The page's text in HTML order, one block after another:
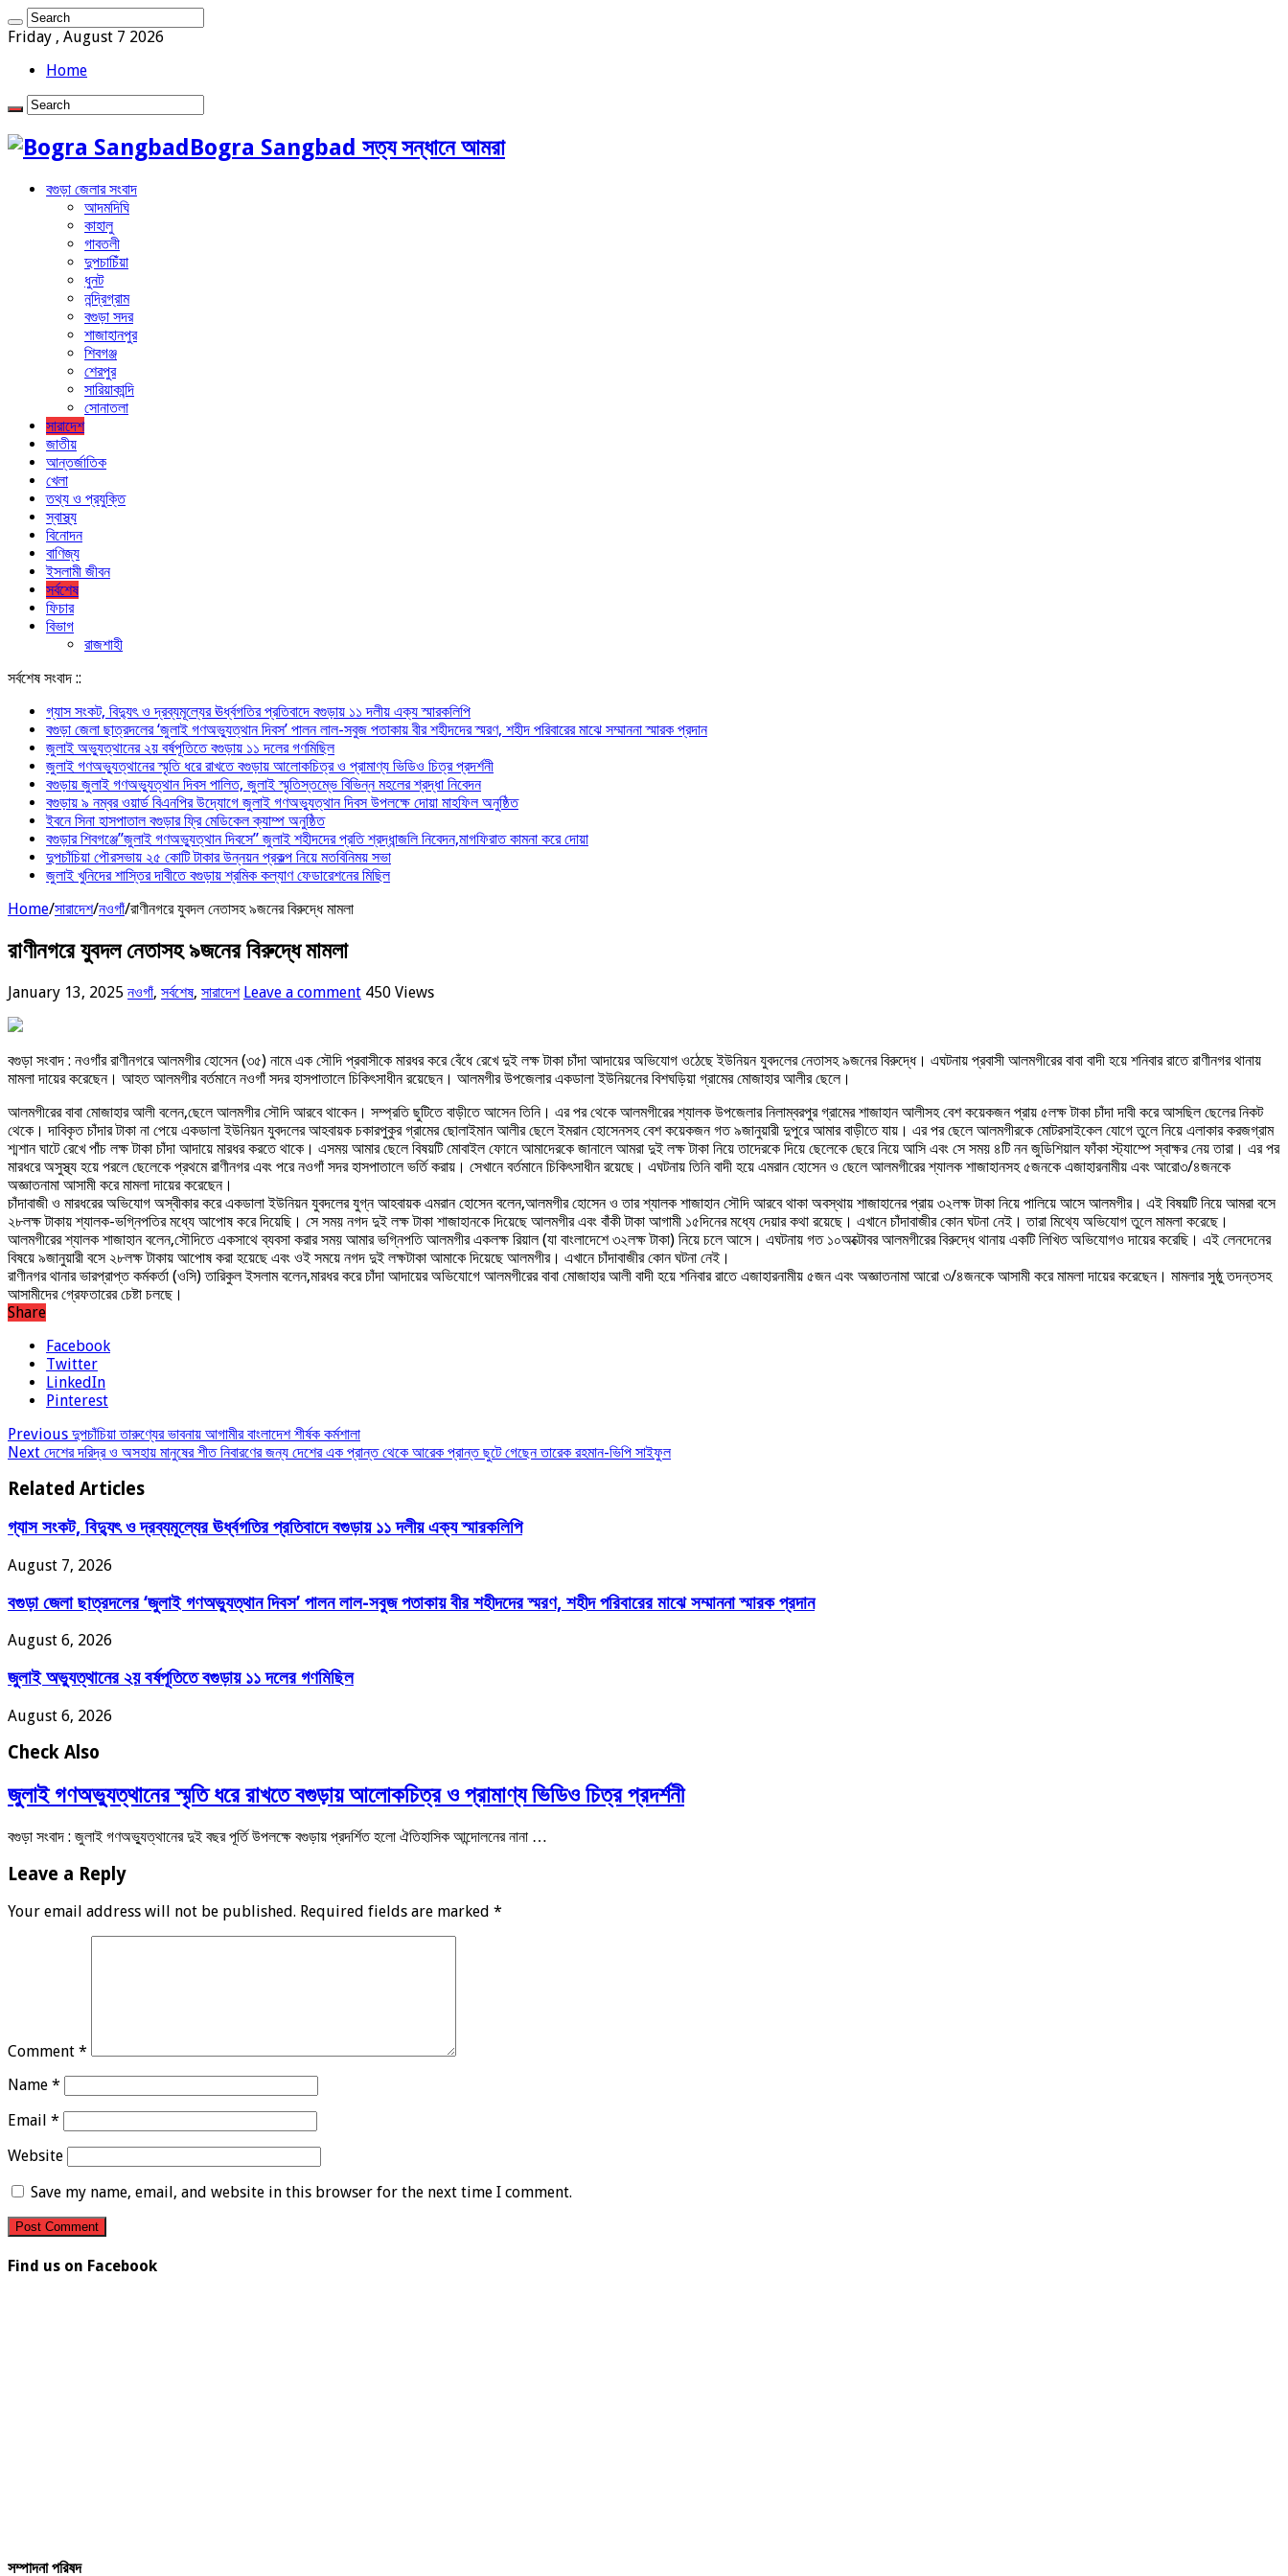
Friday , August 7 2026
Home
Bogra Sangbad সত্য সন্ধানে আমরা
বগুড়া জেলার সংবাদ
আদমদিঘি
কাহালু
গাবতলী
দুপচাচিঁয়া
ধুনট
নন্দ্রিগ্রাম
বগুড়া সদর
শাজাহানপুর
শিবগঞ্জ
শেরপুর
সারিয়াকান্দি
সোনাতলা
সারাদেশ
জাতীয়
আন্তর্জাতিক
খেলা
তথ্য ও প্রযুক্তি
স্বাস্থ্য
বিনোদন
বাণিজ্য
ইসলামী জীবন
সর্বশেষ
ফিচার
বিভাগ
রাজশাহী
সর্বশেষ সংবাদ ::
গ্যাস সংকট, বিদ্যুৎ ও দ্রব্যমূল্যের ঊর্ধ্বগতির প্রতিবাদে বগুড়ায় ১১ দলীয় এক্য স্মারকলিপি
বগুড়া জেলা ছাত্রদলের ‘জুলাই গণঅভ্যুত্থান দিবস’ পালন লাল-সবুজ পতাকায় বীর শহীদদের স্মরণ, শহীদ পরিবারের মাঝে সম্মাননা স্মারক প্রদান
জুলাই অভ্যুত্থানের ২য় বর্ষপূতিতে বগুড়ায় ১১ দলের গণমিছিল
জুলাই গণঅভ্যুত্থানের স্মৃতি ধরে রাখতে বগুড়ায় আলোকচিত্র ও প্রামাণ্য ভিডিও চিত্র প্রদর্শনী
বগুড়ায় জুলাই গণঅভ্যুত্থান দিবস পালিত, জুলাই স্মৃতিস্তম্ভে বিভিন্ন মহলের শ্রদ্ধা নিবেদন
বগুড়ায় ৯ নম্বর ওয়ার্ড বিএনপির উদ্যোগে জুলাই গণঅভ্যুত্থান দিবস উপলক্ষে দোয়া মাহফিল অনুষ্ঠিত
ইবনে সিনা হাসপাতাল বগুড়ার ফ্রি মেডিকেল ক্যাম্প অনুষ্ঠিত
বগুড়ার শিবগঞ্জে”জুলাই গণঅভ্যুত্থান দিবসে” জুলাই শহীদদের প্রতি শ্রদ্ধান্জলি নিবেদন,মাগফিরাত কামনা করে দোয়া
দুপচাঁচিয়া পৌরসভায় ২৫ কোটি টাকার উন্নয়ন প্রকল্প নিয়ে মতবিনিময় সভা
জুলাই খুনিদের শাস্তির দাবীতে বগুড়ায় শ্রমিক কল্যাণ ফেডারেশনের মিছিল
Home/সারাদেশ/নওগাঁ/রাণীনগরে যুবদল নেতাসহ ৯জনের বিরুদ্ধে মামলা
রাণীনগরে যুবদল নেতাসহ ৯জনের বিরুদ্ধে মামলা
January 13, 2025 নওগাঁ, সর্বশেষ, সারাদেশ Leave a comment 450 Views
বগুড়া সংবাদ : নওগাঁর রাণীনগরে আলমগীর হোসেন (৩৫) নামে এক সৌদি প্রবাসীকে মারধর করে বেঁধে রেখে দুই লক্ষ টাকা চাঁদা আদায়ের অভিযোগ ওঠেছে ইউনিয়ন যুবদলের নেতাসহ ৯জনের বিরুদ্ধে। এঘটনায় প্রবাসী আলমগীরের বাবা বাদী হয়ে শনিবার রাতে রাণীনগর থানায়
মামলা দায়ের করেছেন। আহত আলমগীর বর্তমানে নওগাঁ সদর হাসপাতালে চিকিৎসাধীন রয়েছেন। আলমগীর উপজেলার একডালা ইউনিয়নের বিশঘড়িয়া গ্রামের মোজাহার আলীর ছেলে।
আলমগীরের বাবা মোজাহার আলী বলেন,ছেলে আলমগীর সৌদি আরবে থাকেন। সম্প্রতি ছুটিতে বাড়ীতে আসেন তিনি। এর পর থেকে আলমগীরের শ্যালক উপজেলার নিলাম্বরপুর গ্রামের শাজাহান আলীসহ বেশ কয়েকজন প্রায় ৫লক্ষ টাকা চাঁদা দাবী করে আসছিল ছেলের নিকট
থেকে। দাবিকৃত চাঁদার টাকা না পেয়ে একডালা ইউনিয়ন যুবদলের আহবায়ক চকারপুকুর গ্রামের ছোলাইমান আলীর ছেলে ইমরান হোসেনসহ বেশ কয়েকজন গত ৯জানুয়ারী দুপুরে আমার বাড়ীতে যায়। এর পর ছেলে আলমগীরকে মোটরসাইকেল যোগে তুলে নিয়ে এলাকার করজগ্রাম
শ্মশান ঘাটে রেখে পাঁচ লক্ষ টাকা চাঁদা আদায়ে মারধর করতে থাকে। এসময় আমার ছেলে বিষয়টি মোবাইল ফোনে আমাদেরকে জানালে আমরা দুই লক্ষ টাকা নিয়ে তাদেরকে দিয়ে ছেলেকে ছেরে নিয়ে আসি এবং সে সময় ৪টি নন জুডিশিয়াল ফাঁকা স্ট্যাম্পে স্বাক্ষর নেয় তারা। এর পর
মারধরে অসুস্থ্য হয়ে পরলে ছেলেকে প্রথমে রাণীনগর এবং পরে নওগাঁ সদর হাসপাতালে ভর্তি করায়। সেখানে বর্তমানে চিকিৎসাধীন রয়েছে। এঘটনায় তিনি বাদী হয়ে এমরান হোসেন ও ছেলে আলমগীরের শ্যালক শাজাহানসহ ৫জনকে এজাহারনামীয় এবং আরো৩/৪জনকে
অজ্ঞাতনামা আসামী করে মামলা দায়ের করেছেন।
চাঁদাবাজী ও মারধরের অভিযোগ অস্বীকার করে একডালা ইউনিয়ন যুবদলের যুগ্ন আহবায়ক এমরান হোসেন বলেন,আলমগীর হোসেন ও তার শ্যালক শাজাহান সৌদি আরবে থাকা অবস্থায় শাজাহানের প্রায় ৩২লক্ষ টাকা নিয়ে পালিয়ে আসে আলমগীর। এই বিষয়টি নিয়ে আমরা বসে
২৮লক্ষ টাকায় শ্যালক-ভগ্নিপতির মধ্যে আপোষ করে দিয়েছি। সে সময় নগদ দুই লক্ষ টাকা শাজাহানকে দিয়েছে আলমগীর এবং বাঁকী টাকা আগামী ১৫দিনের মধ্যে দেয়ার কথা রয়েছে। এখানে চাঁদাবাজীর কোন ঘটনা নেই। তারা মিথ্যে অভিযোগ তুলে মামলা করেছে।
আলমগীরের শ্যালক শাজাহান বলেন,সৌদিতে একসাথে ব্যবসা করার সময় আমার ভগ্নিপতি আলমগীর একলক্ষ রিয়াল (যা বাংলাদেশে ৩২লক্ষ টাকা) নিয়ে চলে আসে। এঘটনায় গত ১০অক্টোবর আলমগীরের বিরুদ্ধে থানায় একটি লিখিত অভিযোগও দায়ের করেছি। এই লেনদেনের
বিষয়ে ৯জানুয়ারী বসে ২৮লক্ষ টাকায় আপোষ করা হয়েছে এবং ওই সময়ে নগদ দুই লক্ষটাকা আমাকে দিয়েছে আলমগীর। এখানে চাঁদাবাজীর কোন ঘটনা নেই।
রাণীনগর থানার ভারপ্রাপ্ত কর্মকর্তা (ওসি) তারিকুল ইসলাম বলেন,মারধর করে চাঁদা আদায়ের অভিযোগে আলমগীরের বাবা মোজাহার আলী বাদী হয়ে শনিবার রাতে এজাহারনামীয় ৫জন এবং অজ্ঞাতনামা আরো ৩/৪জনকে আসামী করে মামলা দায়ের করেছেন। মামলার সুষ্ঠু তদন্তসহ
আসামীদের গ্রেফতারের চেষ্টা চলছে।
Share
Facebook
Twitter
LinkedIn
Pinterest
Previous দুপচাঁচিয়া তারুণ্যের ভাবনায় আগামীর বাংলাদেশ শীর্ষক কর্মশালা
Next দেশের দরিদ্র ও অসহায় মানুষের শীত নিবারণের জন্য দেশের এক প্রান্ত থেকে আরেক প্রান্ত ছুটে গেছেন তারেক রহমান-ভিপি সাইফুল
Related Articles
গ্যাস সংকট, বিদ্যুৎ ও দ্রব্যমূল্যের ঊর্ধ্বগতির প্রতিবাদে বগুড়ায় ১১ দলীয় এক্য স্মারকলিপি
August 7, 2026
বগুড়া জেলা ছাত্রদলের ‘জুলাই গণঅভ্যুত্থান দিবস’ পালন লাল-সবুজ পতাকায় বীর শহীদদের স্মরণ, শহীদ পরিবারের মাঝে সম্মাননা স্মারক প্রদান
August 6, 2026
জুলাই অভ্যুত্থানের ২য় বর্ষপূতিতে বগুড়ায় ১১ দলের গণমিছিল
August 6, 2026
Check Also
জুলাই গণঅভ্যুত্থানের স্মৃতি ধরে রাখতে বগুড়ায় আলোকচিত্র ও প্রামাণ্য ভিডিও চিত্র প্রদর্শনী
বগুড়া সংবাদ : জুলাই গণঅভ্যুত্থানের দুই বছর পূর্তি উপলক্ষে বগুড়ায় প্রদর্শিত হলো ঐতিহাসিক আন্দোলনের নানা …
Leave a Reply
Your email address will not be published. Required fields are marked *
Comment *
Name *
Email *
Website
Save my name, email, and website in this browser for the next time I comment.
Find us on Facebook
সম্পাদনা পরিষদ